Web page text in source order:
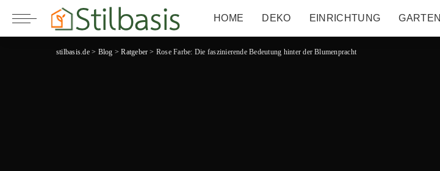
HOME DEKO EINRICHTUNG GARTEN
stilbasis.de> Blog >Ratgeber > Rose Farbe: Die faszinierende Bedeutung hinter der Blumenpracht